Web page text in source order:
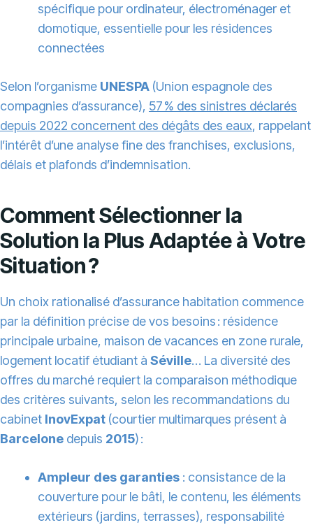
spécifique pour ordinateur, électroménager et
domotique, essentielle pour les résidences
connectées
Selon l’organisme UNESPA (Union espagnole des
compagnies d’assurance), 57 % des sinistres déclarés
depuis 2022 concernent des dégâts des eaux, rappelant
l’intérêt d’une analyse fine des franchises, exclusions,
délais et plafonds d’indemnisation.
Comment Sélectionner la
Solution la Plus Adaptée à Votre
Situation ?
Un choix rationalisé d’assurance habitation commence
par la définition précise de vos besoins : résidence
principale urbaine, maison de vacances en zone rurale,
logement locatif étudiant à Séville… La diversité des
offres du marché requiert la comparaison méthodique
des critères suivants, selon les recommandations du
cabinet InovExpat (courtier multimarques présent à
Barcelone depuis 2015) :
Ampleur des garanties : consistance de la
couverture pour le bâti, le contenu, les éléments
extérieurs (jardins, terrasses), responsabilité